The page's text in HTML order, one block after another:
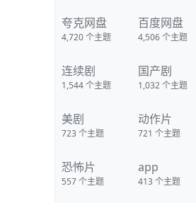
夸克网盘
4,720个主题
百度网盘
4,506个主题
连续剧
1,544个主题
国产剧
1,032个主题
美剧
723个主题
动作片
721 个主题
恐怖片
557个主题
app
413个主题